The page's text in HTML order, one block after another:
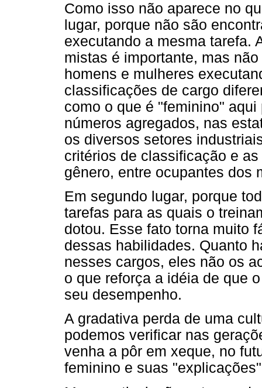
Como isso não aparece no
lugar, porque não são
executando a mesma tarefa.
mistas é importante, mas
homens e mulheres
classificações de cargo
como o que é "feminino"
números agregados, nas
os diversos setores
critérios de classificação e
gênero, entre ocupantes dos
Em segundo lugar, porque
tarefas para as quais o
dotou. Esse fato torna muito
dessas habilidades. Quanto
nesses cargos, eles não os
o que reforça a idéia de que
seu desempenho.
A gradativa perda de uma
podemos verificar nas
venha a pôr em xeque, no
feminino e suas